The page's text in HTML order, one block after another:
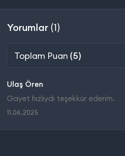
Yorumlar (1)
Toplam Puan (5)
Ulaş Ören
Gayet hızlıydı teşekkür ederim.
11.06.2025